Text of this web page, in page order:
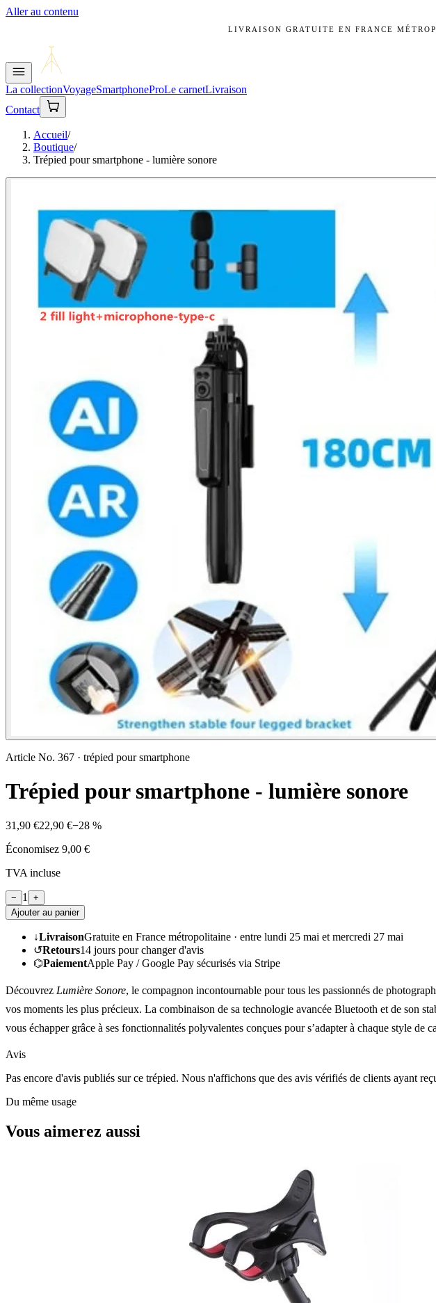
Aller au contenu
LIVRAISON GRATUITE EN FRANCE
La collectionVoyageSmartphoneProLe carnetLivraison
Contact
Accueil/
Boutique/
Trépied pour smartphone - lumière sonore
Article No. 367 · trépied pour smartphone
Trépied pour smartphone - lumière sonore
31,90 €22,90 €−28 %
Économisez 9,00 €
TVA incluse
− 1
+
Ajouter au panier
↓LivraisonGratuite en France métropolitaine · entre lundi 25 mai et mercredi 27 mai
↺Retours14 jours pour changer d'avis
⌬PaiementApple Pay / Google Pay sécurisés via Stripe
Découvrez Lumière Sonore, le compagnon incontournable pour tous les passionnés de
vos moments les plus précieux. La combinaison de sa technologie avancée Bluetooth et de son
vous échapper grâce à ses fonctionnalités polyvalentes conçues pour s’adapter à chaque style
Avis
Pas encore d'avis publiés sur ce trépied. Nous n'affichons que des avis vérifiés de clients ayant
Du même usage
Vous aimerez aussi